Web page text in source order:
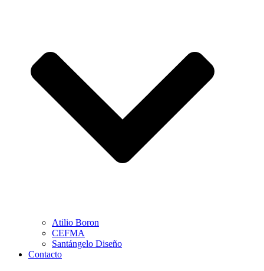
Atilio Boron
CEFMA
Santángelo Diseño
Contacto